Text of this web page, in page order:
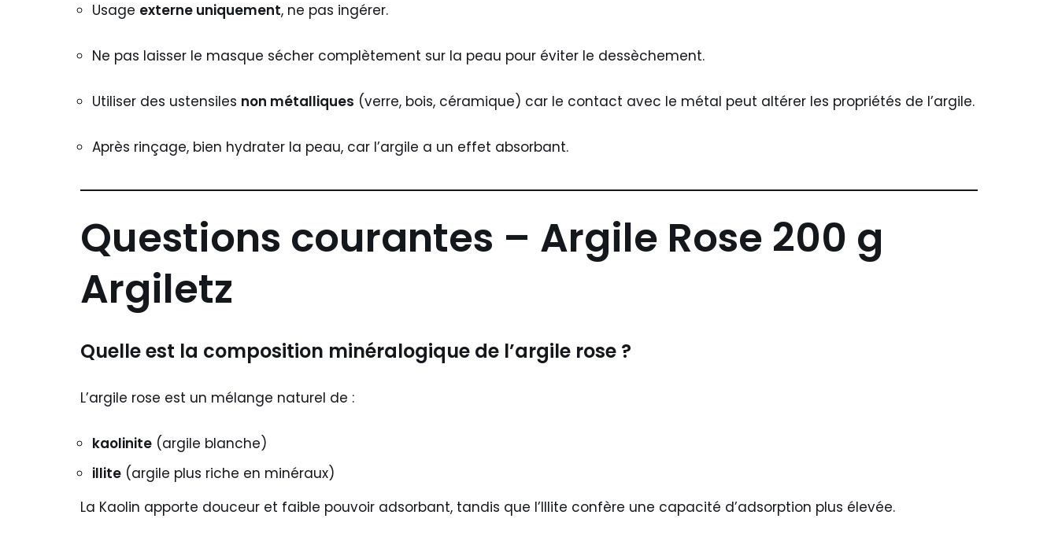
Usage externe uniquement, ne pas ingérer.
Ne pas laisser le masque sécher complètement sur la peau pour éviter le dessèchement.
Utiliser des ustensiles non métalliques (verre, bois, céramique) car le contact avec le métal peut altérer les propriétés de l’argile.
Après rinçage, bien hydrater la peau, car l’argile a un effet absorbant.
Questions courantes – Argile Rose 200 g
Argiletz
Quelle est la composition minéralogique de l’argile rose ?
L’argile rose est un mélange naturel de :
kaolinite (argile blanche)
illite (argile plus riche en minéraux)
La Kaolin apporte douceur et faible pouvoir adsorbant, tandis que l’Illite confère une capacité d’adsorption plus élevée.